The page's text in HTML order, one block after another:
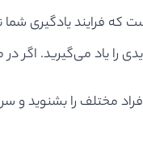
فرایند یادگیری شما
را یاد می‌گیرید. اگر
مختلف را بشنوید